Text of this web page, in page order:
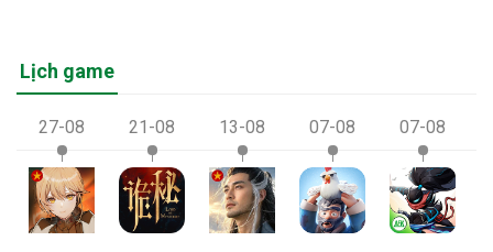
Lịch game
27-08 21-08 13-08 07-08 07-08